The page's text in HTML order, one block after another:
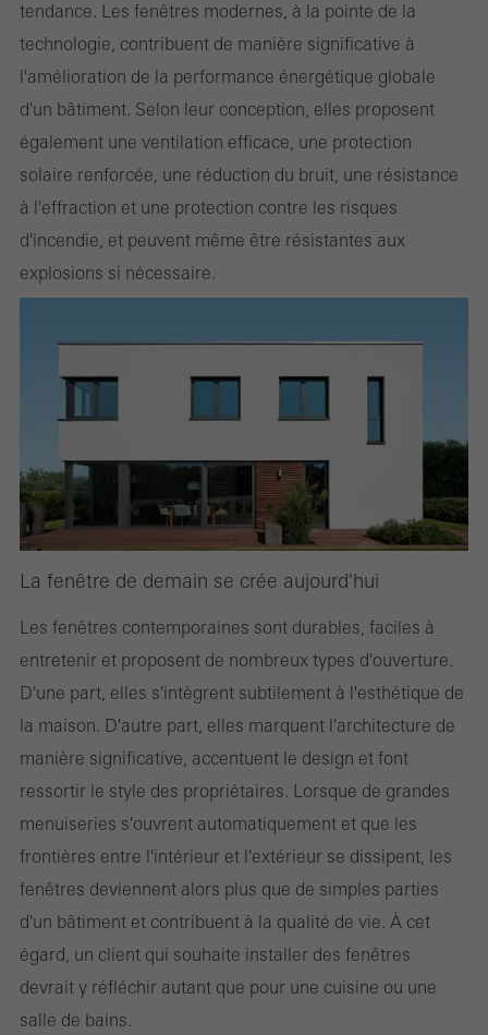
tendance. Les fenêtres modernes, à la pointe de la
technologie, contribuent de manière significative à
l'amélioration de la performance énergétique globale
d'un bâtiment. Selon leur conception, elles proposent
également une ventilation efficace, une protection
solaire renforcée, une réduction du bruit, une résistance
à l'effraction et une protection contre les risques
d'incendie, et peuvent même être résistantes aux
explosions si nécessaire.
La fenêtre de demain se crée aujourd'hui
Les fenêtres contemporaines sont durables, faciles à
entretenir et proposent de nombreux types d'ouverture.
D'une part, elles s'intègrent subtilement à l'esthétique de
la maison. D'autre part, elles marquent l'architecture de
manière significative, accentuent le design et font
ressortir le style des propriétaires. Lorsque de grandes
menuiseries s'ouvrent automatiquement et que les
frontières entre l'intérieur et l'extérieur se dissipent, les
fenêtres deviennent alors plus que de simples parties
d'un bâtiment et contribuent à la qualité de vie. À cet
égard, un client qui souhaite installer des fenêtres
devrait y réfléchir autant que pour une cuisine ou une
salle de bains.